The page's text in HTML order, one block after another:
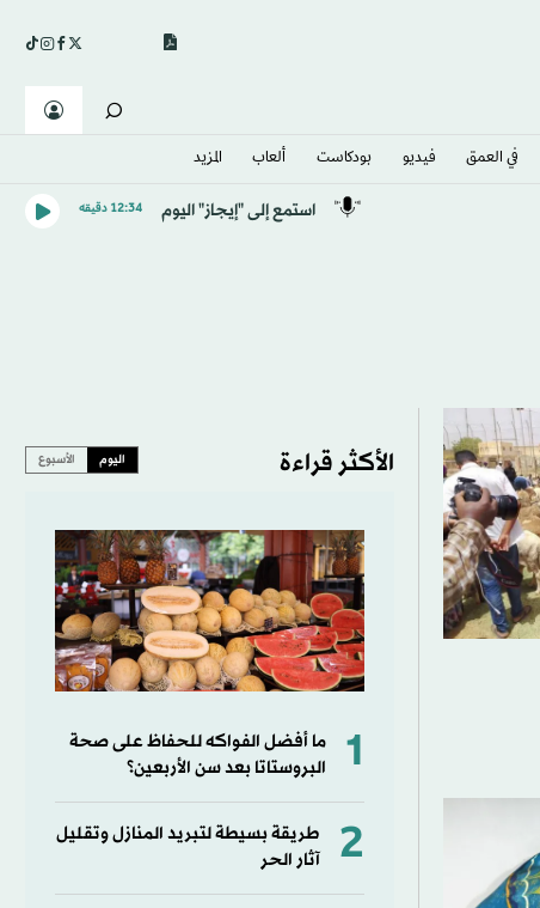
في العمق فيديو بودكاست ألعاب المزيد
استمع إلى "إيجاز" اليوم 12:34 دقيقه
الأكثر قراءة اليوم الأسبوع
1
ما أفضل الفواكه للحفاظ على صحة
البروستاتا بعد سن الأربعين؟
2
طريقة بسيطة لتبريد المنازل وتقليل
آثار الحر